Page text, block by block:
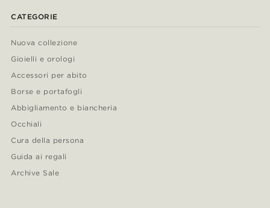
CATEGORIE
Nuova collezione
Gioielli e orologi
Accessori per abito
Borse e portafogli
Abbigliamento e biancheria
Occhiali
Cura della persona
Guida ai regali
Archive Sale